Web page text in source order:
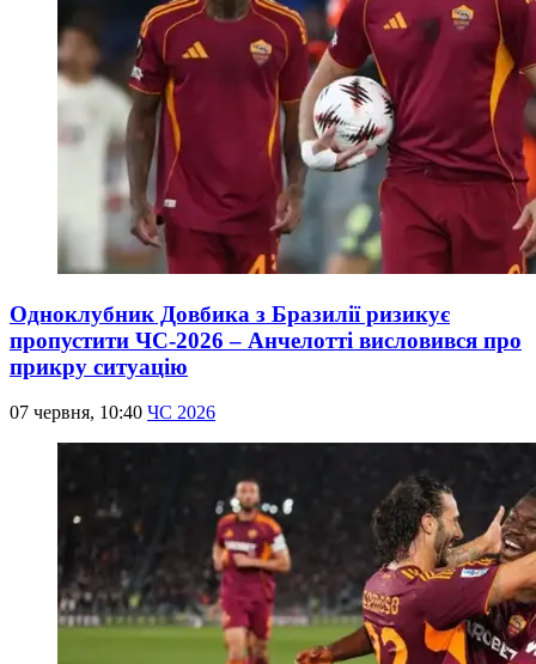
Одноклубник Довбика з Бразилії ризикує
пропустити ЧС-2026 – Анчелотті висловився про
прикру ситуацію
07 червня, 10:40 ЧС 2026